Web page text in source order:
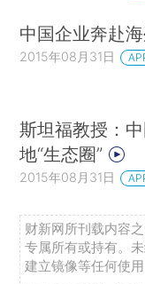
中国企业奔赴
2015年08月31日
斯坦福教授：
地“生态圈”
2015年08月31日
财新网所刊载内容
专属所有或持有。
建立镜像等任何使用